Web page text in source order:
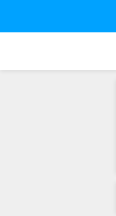
FETÖ'nün suikast